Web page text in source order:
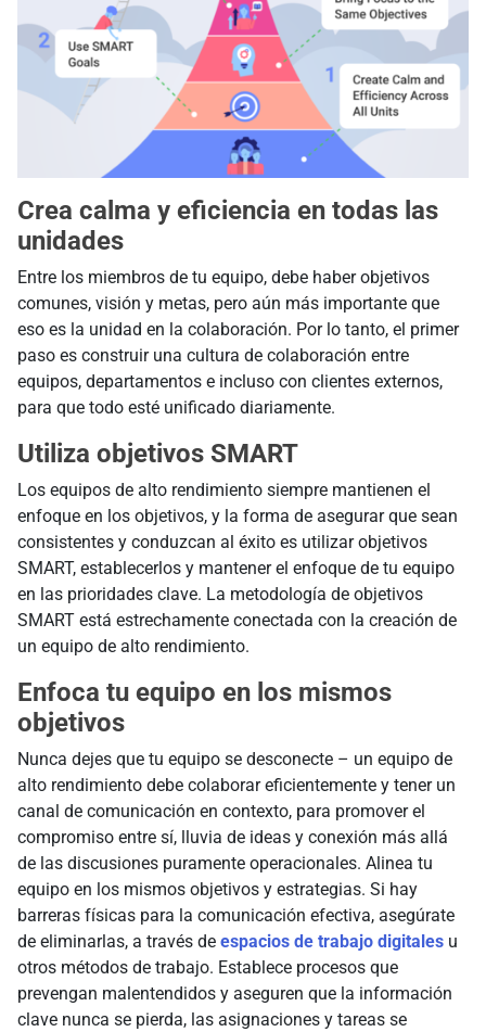
Crea calma y eficiencia en todas las
unidades
Entre los miembros de tu equipo, debe haber objetivos
comunes, visión y metas, pero aún más importante que
eso es la unidad en la colaboración. Por lo tanto, el primer
paso es construir una cultura de colaboración entre
equipos, departamentos e incluso con clientes externos,
para que todo esté unificado diariamente.
Utiliza objetivos SMART
Los equipos de alto rendimiento siempre mantienen el
enfoque en los objetivos, y la forma de asegurar que sean
consistentes y conduzcan al éxito es utilizar objetivos
SMART, establecerlos y mantener el enfoque de tu equipo
en las prioridades clave. La metodología de objetivos
SMART está estrechamente conectada con la creación de
un equipo de alto rendimiento.
Enfoca tu equipo en los mismos
objetivos
Nunca dejes que tu equipo se desconecte – un equipo de
alto rendimiento debe colaborar eficientemente y tener un
canal de comunicación en contexto, para promover el
compromiso entre sí, lluvia de ideas y conexión más allá
de las discusiones puramente operacionales. Alinea tu
equipo en los mismos objetivos y estrategias. Si hay
barreras físicas para la comunicación efectiva, asegúrate
de eliminarlas, a través de espacios de trabajo digitales u
otros métodos de trabajo. Establece procesos que
prevengan malentendidos y aseguren que la información
clave nunca se pierda, las asignaciones y tareas se